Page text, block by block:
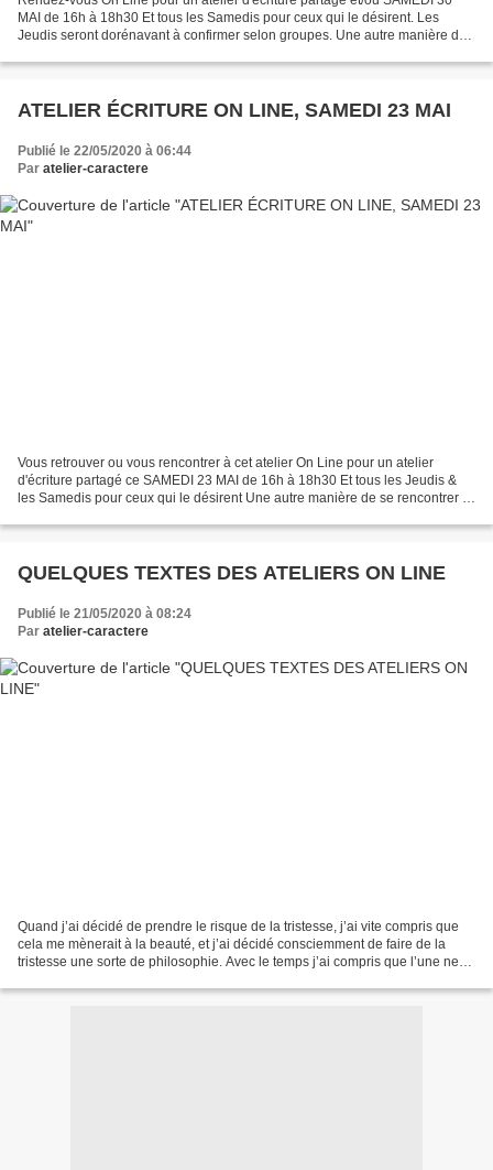
MAI de 16h à 18h30 Et tous les Samedis pour ceux qui le désirent. Les
Jeudis seront dorénavant à confirmer selon groupes. Une autre manière de
ATELIER ÉCRITURE ON LINE, SAMEDI 23 MAI
Publié le 22/05/2020 à 06:44
Par atelier-caractere
Vous retrouver ou vous rencontrer à cet atelier On Line pour un atelier
d'écriture partagé ce SAMEDI 23 MAI de 16h à 18h30 Et tous les Jeudis &
les Samedis pour ceux qui le désirent Une autre manière de se rencontrer et
QUELQUES TEXTES DES ATELIERS ON LINE
Publié le 21/05/2020 à 08:24
Par atelier-caractere
Quand j’ai décidé de prendre le risque de la tristesse, j’ai vite compris que
cela me mènerait à la beauté, et j’ai décidé consciemment de faire de la
tristesse une sorte de philosophie. Avec le temps j’ai compris que l’une ne